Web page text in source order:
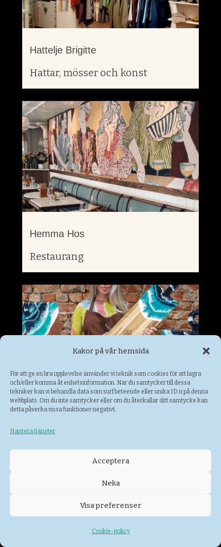
Kakor på vår hemsida
För att ge en bra upplevelse använder vi teknik som cookies för att lagra
och/eller komma åt enhetsinformation. När du samtycker till dessa
tekniker kan vi behandla data som surfbeteende eller unika ID:n på denna
webbplats. Om du inte samtycker eller om du återkallar ditt samtycke kan
detta påverka vissa funktioner negativt.
Hantera tjänster
Acceptera
Neka
Visa preferenser
Cookie-policy
Hattelje Brigitte
Hattar, mösser och konst
Hemma Hos
Restaurang